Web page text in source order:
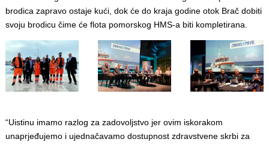
brodica zapravo ostaje kući, dok će do kraja godine otok Brač dobiti
svoju brodicu čime će flota pomorskog HMS-a biti kompletirana.
“Uistinu imamo razlog za zadovoljstvo jer ovim iskorakom
unaprjeđujemo i ujednačavamo dostupnost zdravstvene skrbi za